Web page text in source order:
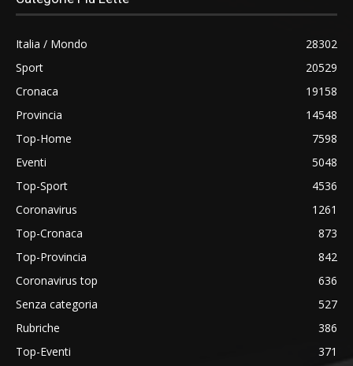
Italia / Mondo
28302
Sport
20529
Cronaca
19158
Provincia
14548
Top-Home
7598
Eventi
5048
Top-Sport
4536
Coronavirus
1261
Top-Cronaca
873
Top-Provincia
842
Coronavirus top
636
Senza categoria
527
Rubriche
386
Top-Eventi
371